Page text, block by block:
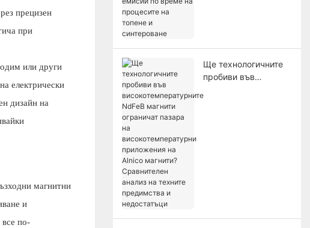
прецизен
при
или други
електрически
дизайн на
магнитни
и
все по-
Ще технологичните
пробиви във